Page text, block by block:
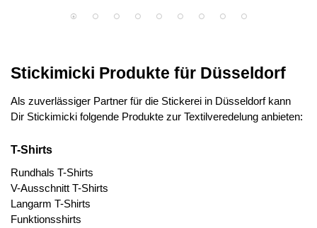
Stickimicki Produkte für Düsseldorf
Als zuverlässiger Partner für die Stickerei in Düsseldorf kann
Dir Stickimicki folgende Produkte zur Textilveredelung anbieten:
T-Shirts
Rundhals T-Shirts
V-Ausschnitt T-Shirts
Langarm T-Shirts
Funktionsshirts